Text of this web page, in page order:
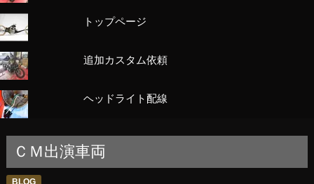
トップページ
追加カスタム依頼
ヘッドライト配線
ＣＭ出演車両
BLOG